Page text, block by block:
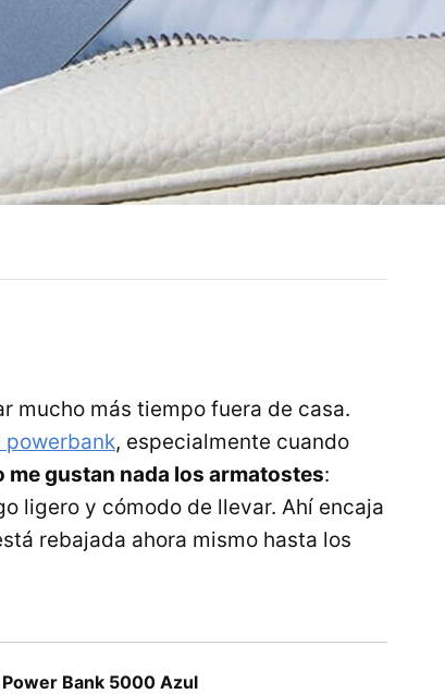
mucho más tiempo fuera de casa.
powerbank, especialmente cuando
me gustan nada los armatostes:
ligero y cómodo de llevar. Ahí encaja
rebajada ahora mismo hasta los
Bank 5000 Azul